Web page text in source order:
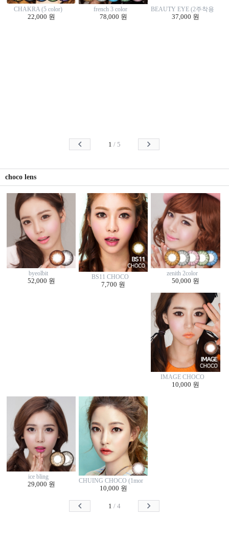
CHAKRA (5 color)
22,000 원
french 3 color
78,000 원
BEAUTY EYE (2주착용 8EA)
37,000 원
1 / 5
choco lens
byeolbit
52,000 원
BS11 CHOCO
7,700 원
zenith 2color
50,000 원
IMAGE CHOCO
10,000 원
ice bling
29,000 원 CHUING CHOCO (1monthly/2p)
10,000 원
1 / 4